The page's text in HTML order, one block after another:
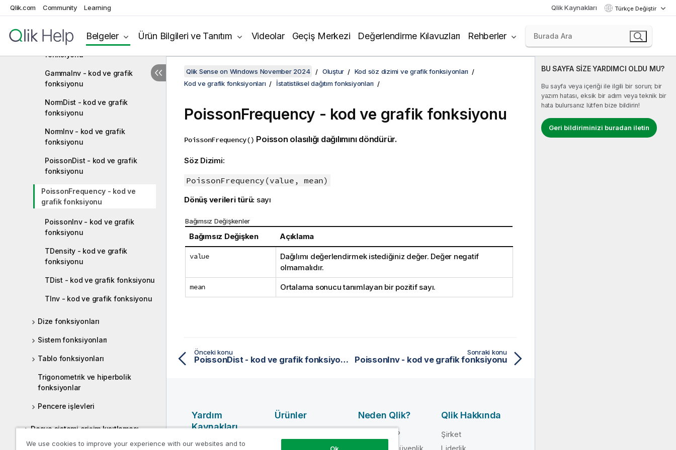
Qlik.com Community Learning Qlik Kaynakları Türkçe Değiştir
Belgeler Ürün Bilgileri ve Tanıtım Videolar Geçiş Merkezi Değerlendirme Kılavuzları Rehberler
GammaDensity - kod ve grafik
GammaDist - kod ve grafik
fonksiyonu
GammaInv - kod ve grafik
fonksiyonu
NormDist - kod ve grafik
fonksiyonu
NormInv - kod ve grafik
fonksiyonu
PoissonDist - kod ve grafik
fonksiyonu
PoissonFrequency - kod ve
grafik fonksiyonu
PoissonInv - kod ve grafik
fonksiyonu
TDensity - kod ve grafik
fonksiyonu
TDist - kod ve grafik fonksiyonu
TInv - kod ve grafik fonksiyonu
Dize fonksiyonları
Sistem fonksiyonları
Tablo fonksiyonları
Trigonometrik ve hiperbolik
fonksiyonlar
Pencere işlevleri
Dosya sistemi erişim kısıtlaması
Grafik düzeyinde kodlama
BU SAYFA SİZE YARDIMCI OLDU MU?
Bu sayfa veya içeriği ile ilgili bir sorun; bir
yazım hatası, eksik bir adım veya teknik bir
hata bulursanız lütfen bize bildirin!
Geri bildiriminizi buradan iletin
Qlik Sense on Windows November 2024 Oluştur
Kod söz dizimi ve grafik fonksiyonları
Kod ve grafik fonksiyonları
İstatistiksel dağıtım fonksiyonları
PoissonFrequency - kod ve grafik fonksiyonu
PoissonFrequency() Poisson olasılığı dağılımını döndürür.
Söz Dizimi:
PoissonFrequency(value, mean)
Dönüş verileri türü: sayı
Bağımsız Değişkenler
Bağımsız Değişken Açıklama
value
Dağılımı değerlendirmek istediğiniz değer. Değer negatif
olmamalıdır.
mean Ortalama sonucu tanımlayan bir pozitif sayı.
Önceki konu
PoissonDist - kod ve grafik fonksiyonu
Sonraki konu
PoissonInv - kod ve grafik fonksiyonu
Yardım
Kaynakları
Qlik Yardımı
Ürünler
ENTEGRASYONU
Neden Qlik?
Neden Qlik?
Güven ve Güvenlik
Qlik Hakkında
Şirket
Liderlik
We use cookies to improve your experience with our websites and to